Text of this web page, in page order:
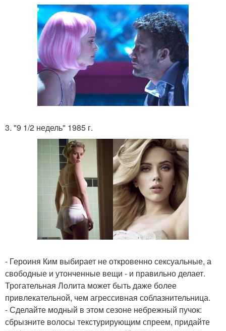
3. "9 1/2 недель" 1985 г.
- Героиня Ким выбирает не откровенно сексуальные, а
свободные и утонченные вещи - и правильно делает.
Трогательная Лолита может быть даже более
привлекательной, чем агрессивная соблазнительница.
- Сделайте модный в этом сезоне небрежный пучок:
сбрызните волосы текстурирующим спреем, придайте